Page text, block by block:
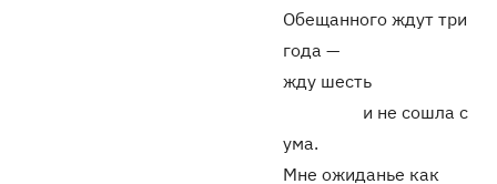
Обещанного ждут три
года —
жду шесть
и не сошла с
ума.
Мне ожиданье как